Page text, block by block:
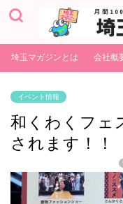
埼玉マガジンとは 会社概
イベント情報
和くわくフェ
されます！！